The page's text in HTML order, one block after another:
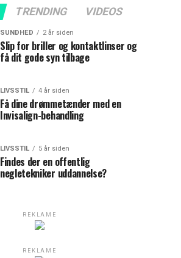
TRENDING VIDEOS
SUNDHED 2 år siden
Slip for briller og kontaktlinser og
få dit gode syn tilbage
LIVSSTIL 4 år siden
Få dine drømmetænder med en
Invisalign-behandling
LIVSSTIL 5 år siden
Findes der en offentlig
negletekniker uddannelse?
REKLAME
REKLAME